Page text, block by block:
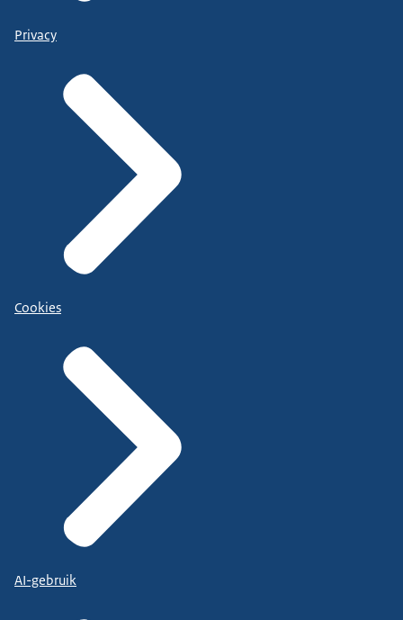
Privacy
Cookies
AI-gebruik